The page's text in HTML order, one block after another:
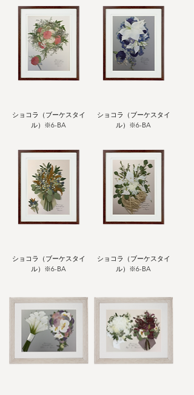
ショコラ（ブーケスタイ
ル）※6-BA
ショコラ（ブーケスタイ
ル）※6-BA
ショコラ（ブーケスタイ
ル）※6-BA
ショコラ（ブーケスタイ
ル）※6-BA